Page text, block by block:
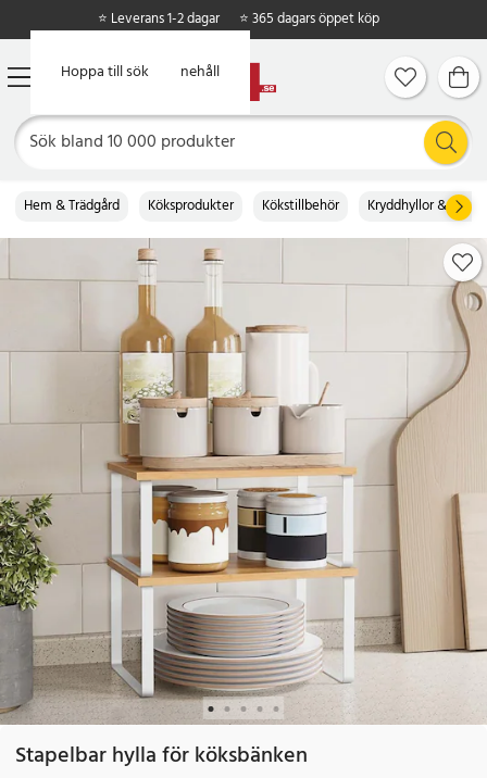
Hoppa till huvudinnehåll
Hoppa till sök
⭐ Leverans 1-2 dagar ⭐ 365 dagars öppet köp
Hem & Trädgård Köksprodukter Kökstillbehör Kryddhyllor &
Stapelbar hylla för köksbänken